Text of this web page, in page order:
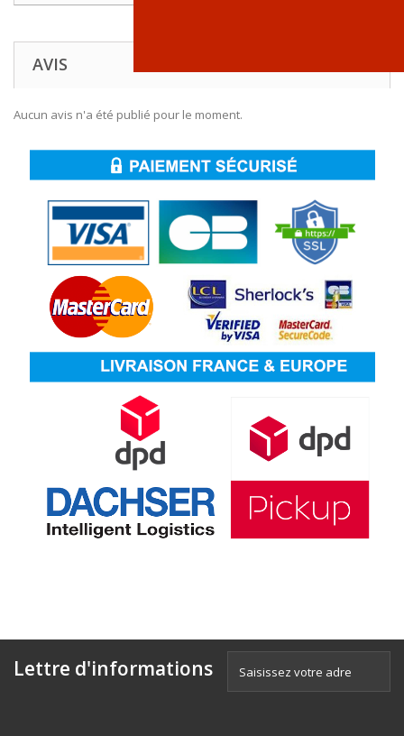
AVIS
Aucun avis n'a été publié pour le moment.
Lettre d'informations